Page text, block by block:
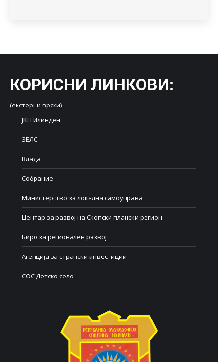
КОРИСНИ ЛИНКОВИ:
(екстерни врски)
ЈКП Илинден
ЗЕЛС
Влада
Собрание
Министерство за локална самоуправа
Центар за развој на Скопски плански регион
Биро за регионален развој
Агенција за странски инвестиции
СОС Детско село